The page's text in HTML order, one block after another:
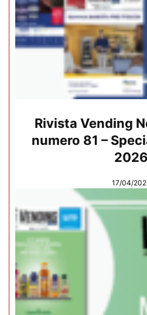
Rivista Vending
numero 81 –
2026
17/04/